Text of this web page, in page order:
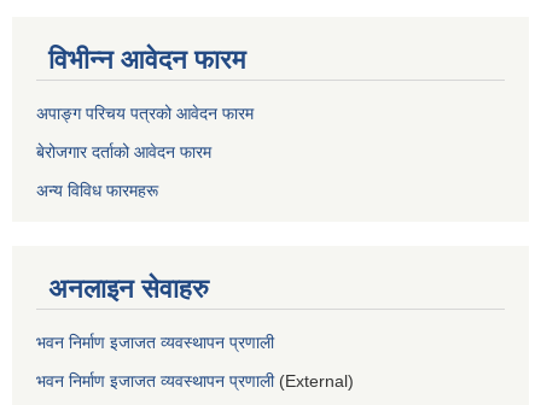
विभीन्न आवेदन फारम
अपाङ्ग परिचय पत्रको आवेदन फारम
बेरोजगार दर्ताको आवेदन फारम
अन्य विविध फारमहरू
अनलाइन सेवाहरु
भवन निर्माण इजाजत व्यवस्थापन प्रणाली
भवन निर्माण इजाजत व्यवस्थापन प्रणाली(External)